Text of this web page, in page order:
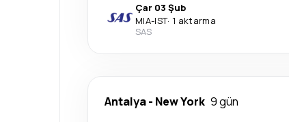
Çar 03 Şub
MIA-IST· 1 aktarma
SAS
Antalya- New York 9 gün